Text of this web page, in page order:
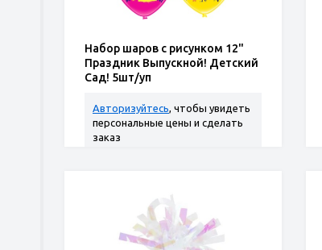
Набор шаров с рисунком 12"
Праздник Выпускной! Детский
Сад! 5шт/уп
Авторизуйтесь, чтобы увидеть
персональные цены и сделать
заказ